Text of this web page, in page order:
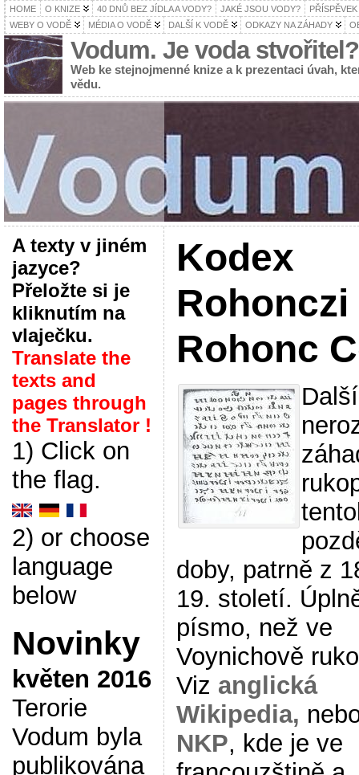
HOME O KNIZE 40 DNŮ BEZ JÍDLA A VODY? JAKÉ JSOU VODY?
WEBY O VODĚ
MÉDIA O VODĚ DALŠÍ K VODĚ ODKAZY NA ZÁHADY
Vodum. Je voda stvořitel?
Web ke stejnojmenné knize a k prezentaci úvah,
vědu.
A texty v jiném
jazyce?
Přeložte si je
kliknutím na
vlaječku.
Translate the
texts and
pages through
the Translator !
1) Click on
the flag.
2) or choose
language
below
Novinky
květen 2016
Terorie
Vodum byla
publikována
Kodex
Rohonczi
Rohonc
Další
doby, patrně z
19. století.
písmo, než ve
Voynichově
Viz anglická
Wikipedia,
NKP, kde je ve